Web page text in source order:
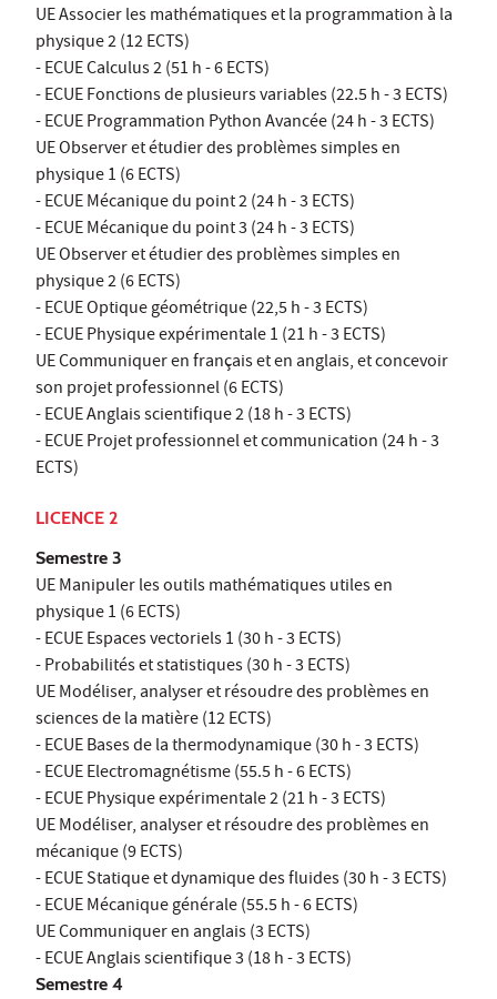
UE Associer les mathématiques et la programmation à la
physique 2 (12 ECTS)
- ECUE Calculus 2 (51 h - 6 ECTS)
- ECUE Fonctions de plusieurs variables (22.5 h - 3 ECTS)
- ECUE Programmation Python Avancée (24 h - 3 ECTS)
UE Observer et étudier des problèmes simples en
physique 1 (6 ECTS)
- ECUE Mécanique du point 2 (24 h - 3 ECTS)
- ECUE Mécanique du point 3 (24 h - 3 ECTS)
UE Observer et étudier des problèmes simples en
physique 2 (6 ECTS)
- ECUE Optique géométrique (22,5 h - 3 ECTS)
- ECUE Physique expérimentale 1 (21 h - 3 ECTS)
UE Communiquer en français et en anglais, et concevoir
son projet professionnel (6 ECTS)
- ECUE Anglais scientifique 2 (18 h - 3 ECTS)
- ECUE Projet professionnel et communication (24 h - 3
ECTS)
LICENCE 2
Semestre 3
UE Manipuler les outils mathématiques utiles en
physique 1 (6 ECTS)
- ECUE Espaces vectoriels 1 (30 h - 3 ECTS)
- Probabilités et statistiques (30 h - 3 ECTS)
UE Modéliser, analyser et résoudre des problèmes en
sciences de la matière (12 ECTS)
- ECUE Bases de la thermodynamique (30 h - 3 ECTS)
- ECUE Electromagnétisme (55.5 h - 6 ECTS)
- ECUE Physique expérimentale 2 (21 h - 3 ECTS)
UE Modéliser, analyser et résoudre des problèmes en
mécanique (9 ECTS)
- ECUE Statique et dynamique des fluides (30 h - 3 ECTS)
- ECUE Mécanique générale (55.5 h - 6 ECTS)
UE Communiquer en anglais (3 ECTS)
- ECUE Anglais scientifique 3 (18 h - 3 ECTS)
Semestre 4